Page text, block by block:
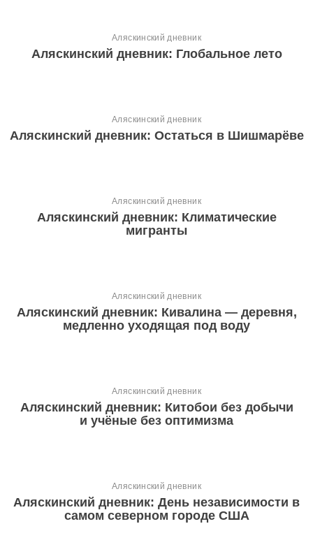
Аляскинский дневник
Аляскинский дневник: Глобальное лето
Аляскинский дневник
Аляскинский дневник: Остаться в Шишмарёве
Аляскинский дневник
Аляскинский дневник: Климатические
мигранты
Аляскинский дневник
Аляскинский дневник: Кивалина — деревня,
медленно уходящая под воду
Аляскинский дневник
Аляскинский дневник: Китобои без добычи
и учёные без оптимизма
Аляскинский дневник
Аляскинский дневник: День независимости в
самом северном городе США